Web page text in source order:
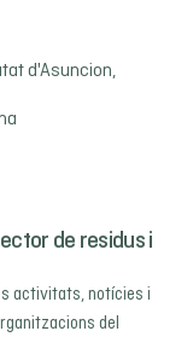
d'Asuncion,
de residus i
activitats, notícies i
del